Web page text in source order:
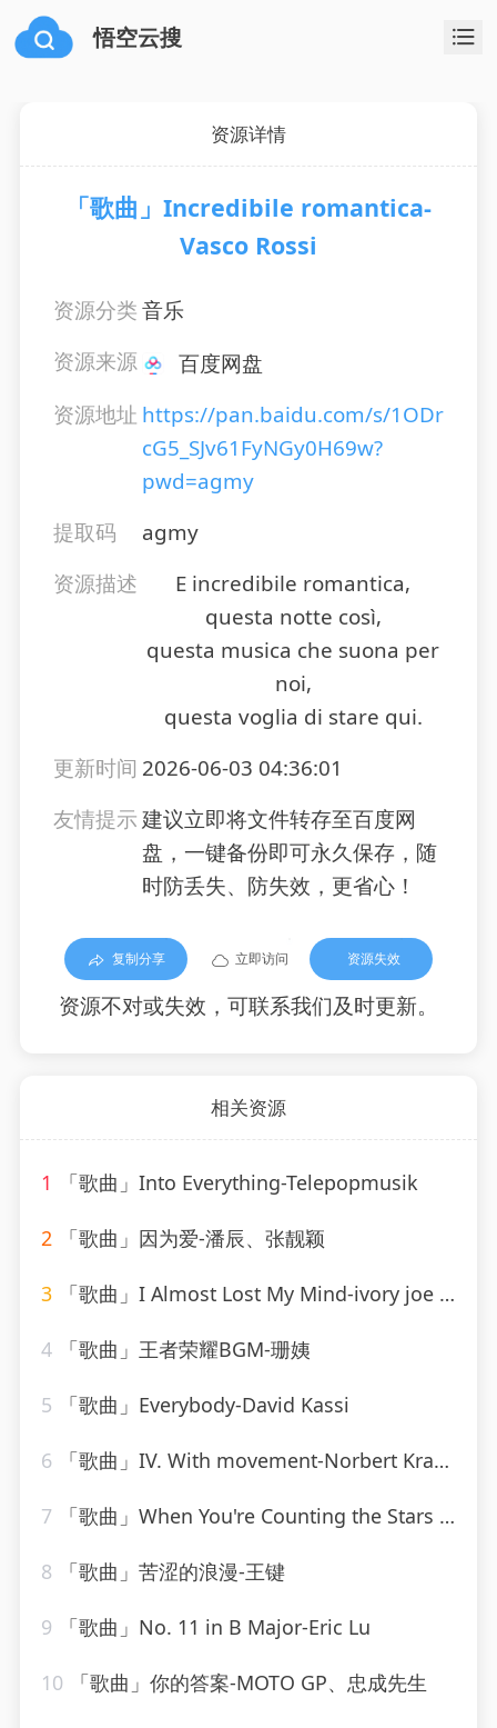
悟空云搜
资源详情
「歌曲」Incredibile romantica-
Vasco Rossi
资源分类音乐
资源来源
百度网盘
资源地址 https://pan.baidu.com/s/1ODr
cG5_SJv61FyNGy0H69w?
pwd=agmy
提取码
agmy
资源描述
E incredibile romantica,
questa notte così,
questa musica che suona per
noi,
questa voglia di stare qui.
更新时间 2026-06-03 04:36:01
友情提示建议立即将文件转存至百度网
盘，一键备份即可永久保存，随
时防丢失、防失效，更省心！
复制分享 立即访问 资源失效
资源不对或失效，可联系我们及时更新。
相关资源
1 「歌曲」Into Everything-Telepopmusik
2 「歌曲」因为爱-潘辰、张靓颖
3 「歌曲」I Almost Lost My Mind-ivory joe hunter
4 「歌曲」王者荣耀BGM-珊姨
5 「歌曲」Everybody-David Kassi
6 「歌曲」IV. With movement-Norbert Kraft、R. Murray Schafer
7 「歌曲」When You're Counting the Stars Alone-Lee Levin、Leo Reisman Orchestra
8 「歌曲」苦涩的浪漫-王键
9 「歌曲」No. 11 in B Major-Eric Lu
10 「歌曲」你的答案-MOTO GP、忠成先生